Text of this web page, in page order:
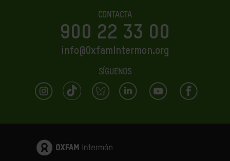
CONTACTA
900 22 33 00
info@OxfamIntermon.org
SÍGUENOS